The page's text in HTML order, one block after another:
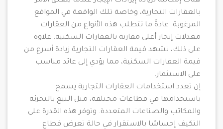
بالعقارات التجارية، وخاصة تلك الواقعة في المواقع
المرغوبة. عادةً ما تتطلب هذه الأنواع من العقارات
معدلات إيجار أعلى مقارنة بالعقارات السكنية. علاوة
على ذلك، تشهد قيمة العقارات التجارية زيادة أسرع من
قيمة العقارات السكنية، مما يؤدي إلى عائد مناسب
على الاستثمار.
إن تعدد استخدامات العقارات التجارية يسمح
باستخدامها في قطاعات مختلفة، مثل البيع بالتجزئة
والمكاتب والصناعات المتعددة. وتوفر هذه القدرة على
التكيف إحساسًا بالاستقرار في حالة تعرض قطاع